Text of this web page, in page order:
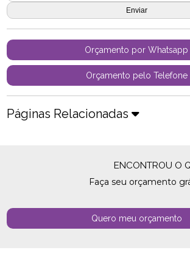
Orçamento por Whatsapp
Orçamento pelo Telefone
Páginas Relacionadas
ENCONTROU O
Faça seu orçamento
Quero meu orçamento